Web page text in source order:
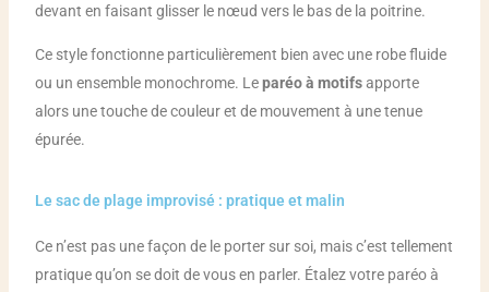
devant en faisant glisser le nœud vers le bas de la poitrine.
Ce style fonctionne particulièrement bien avec une robe fluide
ou un ensemble monochrome. Leparéo à motifsapporte
alors une touche de couleur et de mouvement à une tenue
épurée.
Le sac de plage improvisé : pratique et malin
Ce n’est pas une façon de le porter sur soi, mais c’est tellement
pratique qu’on se doit de vous en parler. Étalez votre paréo à